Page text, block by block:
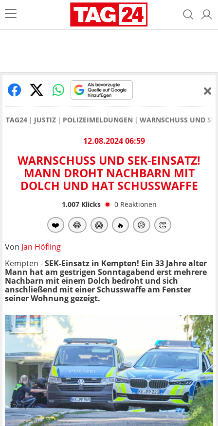
TAG24 JUSTIZ POLIZEIMELDUNGEN WARNSCHUSS UND
12.08.2024 06:59
WARNSCHUSS UND SEK-EINSATZ!
MANN DROHT NACHBARN MIT
DOLCH UND HAT SCHUSSWAFFE
1.007Klicks 0 Reaktionen
❤️ 😂 😱 🔥 😥 👏
Von Jan Höfling
Kempten -SEK-Einsatz in Kempten! Ein 33 Jahre alter
Mann hat am gestrigen Sonntagabend erst mehrere
Nachbarn mit einem Dolch bedroht und sich
anschließend mit einer Schusswaffe am Fenster
seiner Wohnung gezeigt.